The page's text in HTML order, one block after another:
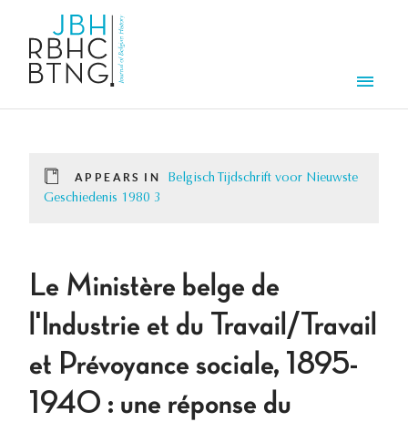
APPEARS IN
Belgisch Tijdschrift voor Nieuwste
Geschiedenis 1980 3
Le Ministère belge de
l'Industrie et du Travail/Travail
et Prévoyance sociale, 1895-
1940 : une réponse du